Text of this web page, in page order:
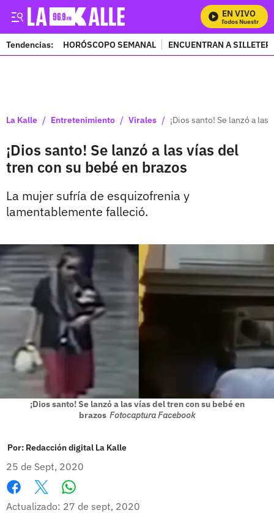
EN VIVO
Mira Todos Nuestros
Tendencias: HORÓSCOPO SEMANAL ENCUENTRAN A
La Kalle / Entretenimiento / Virales / ¡Dios santo! Se lanzó a
¡Dios santo! Se lanzó a las vías del
tren con su bebé en brazos
La mujer sufría de esquizofrenia y
lamentablemente falleció.
¡Dios santo! Se lanzó a las vías del tren con su bebé en
brazos Fotocaptura Facebook
Por: Redacción digital La Kalle
25 de Sept, 2020
Facebook
X
Actualizado: 27 de sept, 2020